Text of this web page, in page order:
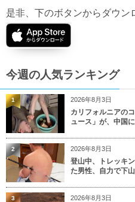
是非、下のボタンからダウン
今週の人気ランキング
2026年8月3日
カリフォルニアの
ュース」が、中国
1
2026年8月3日
登山中、トレッキ
た男性、自力で下山
2
2026年8月3日
3